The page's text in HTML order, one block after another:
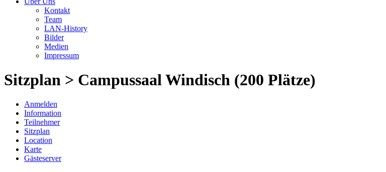
Kontakt
Team
LAN-History
Bilder
Medien
Impressum
Sitzplan > Campussaal Windisch (200 Plätze)
Anmelden
Information
Teilnehmer
Sitzplan
Location
Karte
Gästeserver